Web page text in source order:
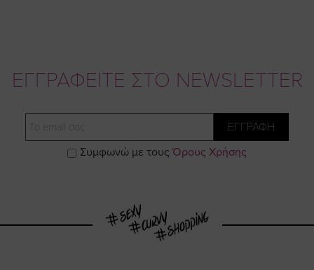
ΕΓΓΡΑΦΕΙΤΕ ΣΤΟ NEWSLETTER
ΕΓΓΡΑΦΗ
Συμφωνώ με τους Όρους Χρήσης